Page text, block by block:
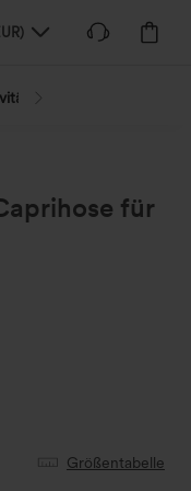
)
für
Größentabelle